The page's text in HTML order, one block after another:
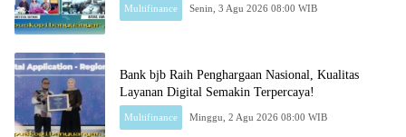
Multifinance Senin, 3 Agu 2026 08:00 WIB
Bank bjb Raih Penghargaan Nasional, Kualitas
Layanan Digital Semakin Terpercaya!
Multifinance Minggu, 2 Agu 2026 08:00 WIB